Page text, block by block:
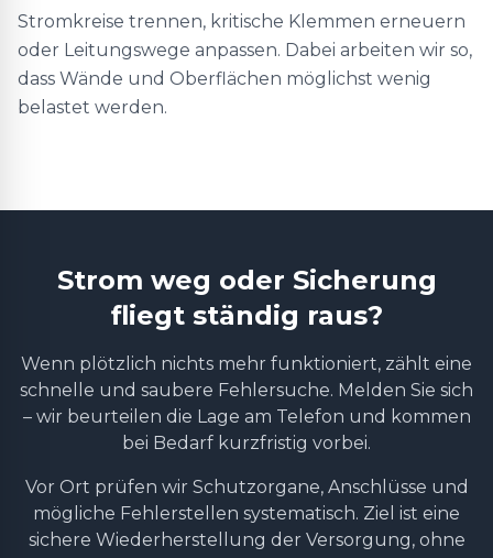
Stromkreise trennen, kritische Klemmen erneuern
oder Leitungswege anpassen. Dabei arbeiten wir so,
dass Wände und Oberflächen möglichst wenig
belastet werden.
Strom weg oder Sicherung
fliegt ständig raus?
Wenn plötzlich nichts mehr funktioniert, zählt eine
schnelle und saubere Fehlersuche. Melden Sie sich
– wir beurteilen die Lage am Telefon und kommen
bei Bedarf kurzfristig vorbei.
Vor Ort prüfen wir Schutzorgane, Anschlüsse und
mögliche Fehlerstellen systematisch. Ziel ist eine
sichere Wiederherstellung der Versorgung, ohne